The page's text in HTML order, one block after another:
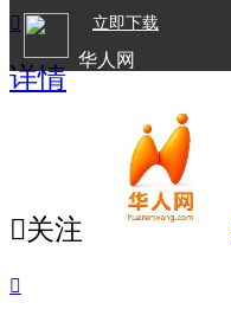
立即下载
华人网

详情
关注
